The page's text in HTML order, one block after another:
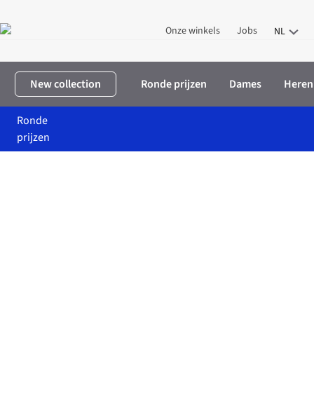
Onze winkels Jobs NL
New collection Ronde prijzen Dames Heren
Ronde
prijzen